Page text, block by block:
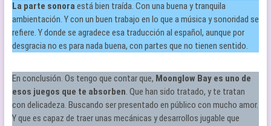
La parte sonoraestá bien traída. Con una buena y tranquila
ambientación. Y con un buen trabajo en lo que a música y sonoridad se
refiere. Y donde se agradece esa traducción al español, aunque por
desgracia no es para nada buena, con partes que no tienen sentido.
En conclusión. Os tengo que contar que, Moonglow Bay es uno de
esos juegos que te absorben. Que han sido tratado, y te tratan
con delicadeza. Buscando ser presentado en público con mucho amor.
Y que es capaz de traer unas mecánicas y desarrollos jugable que